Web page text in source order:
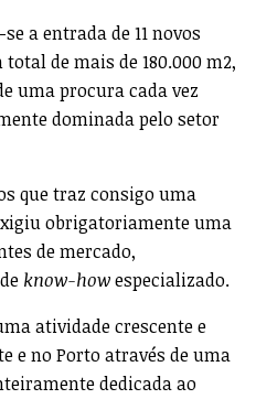
a entrada de 11 novos
de mais de 180.000 m2,
uma procura cada vez
dominada pelo setor
que traz consigo uma
obrigatoriamente uma
de mercado,
know-howespecializado.
atividade crescente e
e no Porto através de uma
dedicada ao